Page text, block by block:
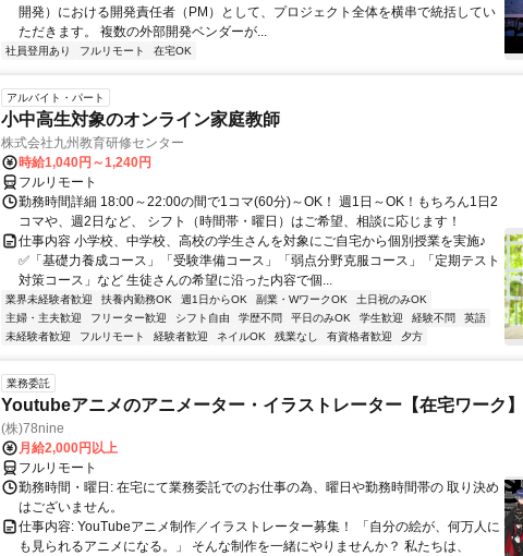
開発）における開発責任者（PM）として、プロジェクト全体を横串で統括してい
ただきます。 複数の外部開発ベンダーが...
社員登用あり フルリモート 在宅OK
アルバイト・パート
小中高生対象のオンライン家庭教師
株式会社九州教育研修センター
時給1,040円～1,240円
フルリモート
勤務時間詳細 18:00～22:00の間で1コマ(60分)～OK！ 週1日～OK！もちろん1日2
コマや、週2日など、 シフト（時間帯・曜日）はご希望、相談に応じます！
仕事内容 小学校、中学校、高校の学生さんを対象にご自宅から個別授業を実施♪
✅「基礎力養成コース」「受験準備コース」「弱点分野克服コース」「定期テスト
対策コース」など 生徒さんの希望に沿った内容で個...
業界未経験者歓迎 扶養内勤務OK 週1日からOK 副業・WワークOK
土日祝のみOK
主婦・主夫歓迎
フリーター歓迎 シフト自由 学歴不問 平日のみOK 学生歓迎 経験不問
英語
未経験者歓迎
フルリモート 経験者歓迎 ネイルOK 残業なし 有資格者歓迎 夕方
業務委託
Youtubeアニメのアニメーター・イラストレーター【在宅ワーク】
(株)78nine
月給2,000円以上
フルリモート
勤務時間・曜日: 在宅にて業務委託でのお仕事の為、曜日や勤務時間帯の 取り決め
はございません。
仕事内容: YouTubeアニメ制作／イラストレーター募集！ 「自分の絵が、何万人に
も見られるアニメになる。」 そんな制作を一緒にやりませんか？ 私たちは、